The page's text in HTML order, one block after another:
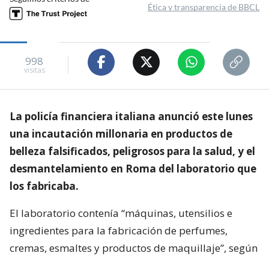
Ética y transparencia de BBCL
998
visitas
La policía financiera italiana anunció este lunes
una incautación millonaria en productos de
belleza falsificados, peligrosos para la salud, y el
desmantelamiento en Roma del laboratorio que
los fabricaba.
El laboratorio contenía “máquinas, utensilios e
ingredientes para la fabricación de perfumes,
cremas, esmaltes y productos de maquillaje”, según